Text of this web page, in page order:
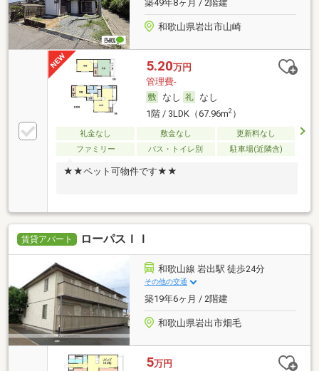
築49年8ヶ月 / 2階建
和歌山県岩出市山崎
5.20万円
管理費-
なし
なし
1階 / 3LDK（67.96m2）
礼金なし 敷金なし
更新料なし
ファミリー
バス・トイレ別 駐車場(近隣含)
★★ペット可物件です★★
賃貸アパート ローパスＩＩ
和歌山線 岩出駅 徒歩24分
その他の交通
築19年6ヶ月 / 2階建
和歌山県岩出市畑毛
5万円